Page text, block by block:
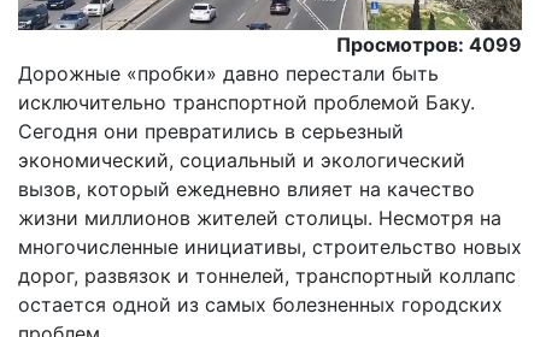
Просмотров: 4099
Дорожные «пробки» давно перестали быть
исключительно транспортной проблемой Баку.
Сегодня они превратились в серьезный
экономический, социальный и экологический
вызов, который ежедневно влияет на качество
жизни миллионов жителей столицы. Несмотря на
многочисленные инициативы, строительство новых
дорог, развязок и тоннелей, транспортный коллапс
остается одной из самых болезненных городских